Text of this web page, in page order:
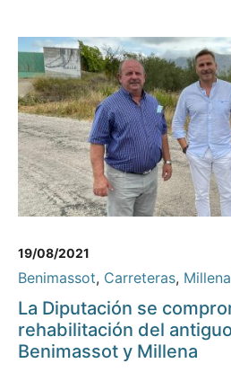
19/08/2021
Benimassot, Carreteras, Millena
La Diputación se
rehabilitación del
Benimassot y Millena